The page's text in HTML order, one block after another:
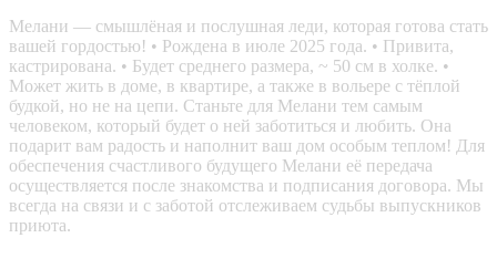
Мелани — смышлёная и послушная леди, которая готова стать
вашей гордостью! • Рождена в июле 2025 года. • Привита,
кастрирована. • Будет среднего размера, ~ 50 см в холке. •
Может жить в доме, в квартире, а также в вольере с тёплой
будкой, но не на цепи. Станьте для Мелани тем самым
человеком, который будет о ней заботиться и любить. Она
подарит вам радость и наполнит ваш дом особым теплом! Для
обеспечения счастливого будущего Мелани её передача
осуществляется после знакомства и подписания договора. Мы
всегда на связи и с заботой отслеживаем судьбы выпускников
приюта.